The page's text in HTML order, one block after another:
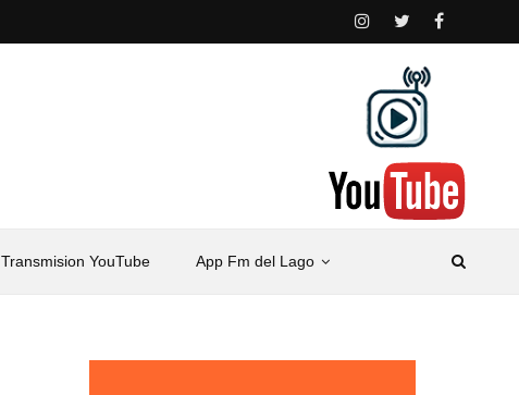
Transmision YouTube App Fm del Lago